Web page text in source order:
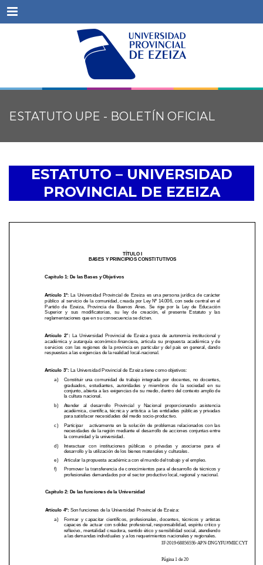
Menu
ESTATUTO UPE - BOLETÍN OFICIAL
ESTATUTO – UNIVERSIDAD
PROVINCIAL DE EZEIZA